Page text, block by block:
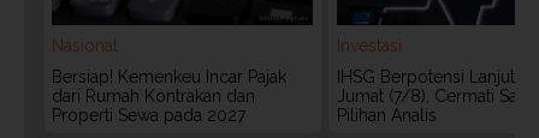
Nasional
Bersiap! Kemenkeu Incar Pajak
dari Rumah Kontrakan dan
Properti Sewa pada 2027
Investasi
IHSG Berpotensi Lanjut
Jumat (7/8), Cermati
Pilihan Analis